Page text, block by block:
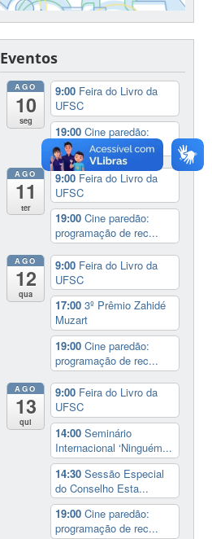
Eventos
AGO
10
seg
9:00 Feira do Livro da
UFSC
19:00Cine paredão:
programação de rec...
AGO
11
ter
9:00 Feira do Livro da
UFSC
19:00Cine paredão:
programação de rec...
AGO
12
qua
9:00 Feira do Livro da
UFSC
17:003º Prêmio Zahidé
Muzart
19:00Cine paredão:
programação de rec...
AGO
13
qui
9:00 Feira do Livro da
UFSC
14:00Seminário
Internacional ‘Ninguém...
14:30Sessão Especial
do Conselho Esta...
19:00Cine paredão:
programação de rec...